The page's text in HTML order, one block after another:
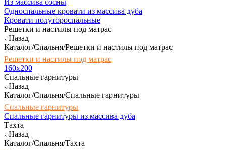
Из массива сосны
Односпальные кровати из массива дуба
Кровати полутороспальные
Решетки и настилы под матрас
Назад
Каталог/Спальня/Решетки и настилы под матрас
Решетки и настилы под матрас
160х200
Спальные гарнитуры
Назад
Каталог/Спальня/Спальные гарнитуры
Спальные гарнитуры
Спальные гарнитуры из массива дуба
Тахта
Назад
Каталог/Спальня/Тахта